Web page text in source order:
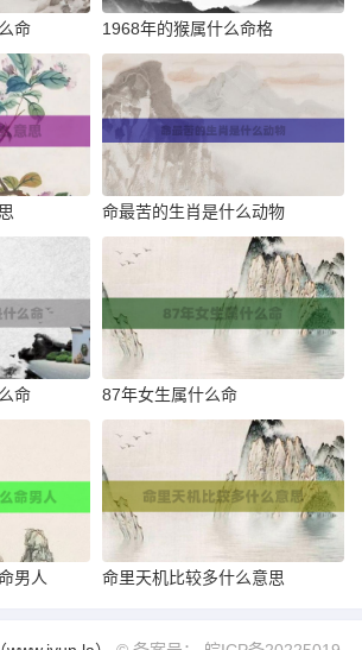
命 1968年的猴属什么命格
命最苦的生肖是什么动物
命 87年女生属什么命
男人 命里天机比较多什么意思